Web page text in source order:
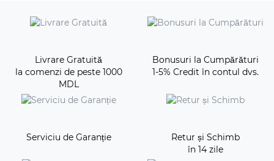
Livrare Gratuită
la comenzi de peste 1000
MDL
Bonusuri la Cumpărături
1-5% Credit în contul dvs.
Serviciu de Garanție
Retur și Schimb
în 14 zile